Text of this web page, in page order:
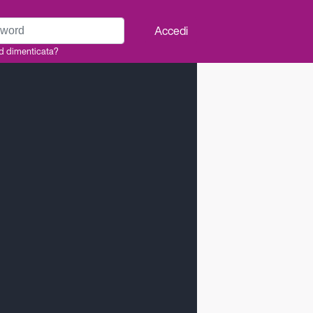
dimenticata?
Accedi